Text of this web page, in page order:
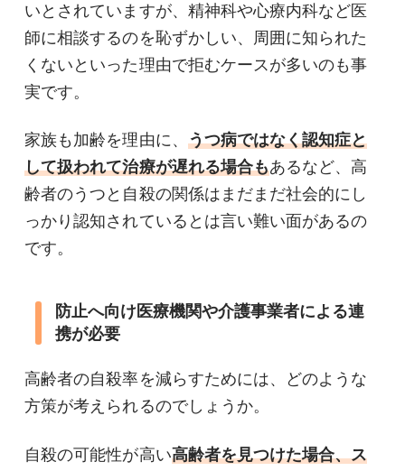
いとされていますが、精神科や心療内科など医
師に相談するのを恥ずかしい、周囲に知られた
くないといった理由で拒むケースが多いのも事
実です。
家族も加齢を理由に、 うつ病ではなく認知症と
して扱われて治療が遅れる場合もあるなど、高
齢者のうつと自殺の関係はまだまだ社会的にし
っかり認知されているとは言い難い面があるの
です。
防止へ向け医療機関や介護事業者による連
携が必要
高齢者の自殺率を減らすためには、どのような
方策が考えられるのでしょうか。
自殺の可能性が高い高齢者を見つけた場合、ス